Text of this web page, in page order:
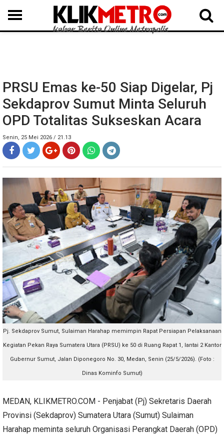
MEDAN LANGKAT DAIRI SAMOSIR TAPUT BATUBARA DELISERDANG
PRSU Emas ke-50 Siap Digelar, Pj
Sekdaprov Sumut Minta Seluruh
OPD Totalitas Sukseskan Acara
Senin, 25 Mei 2026 / 21.13
Pj. Sekdaprov Sumut, Sulaiman Harahap memimpin Rapat Persiapan Pelaksanaan
Kegiatan Pekan Raya Sumatera Utara (PRSU) ke 50 di Ruang Rapat 1, lantai 2 Kantor
Gubernur Sumut, Jalan Diponegoro No. 30, Medan, Senin (25/5/2026). (Foto :
Dinas Kominfo Sumut)
MEDAN, KLIKMETRO.COM - Penjabat (Pj) Sekretaris Daerah
Provinsi (Sekdaprov) Sumatera Utara (Sumut) Sulaiman
Harahap meminta seluruh Organisasi Perangkat Daerah (OPD)